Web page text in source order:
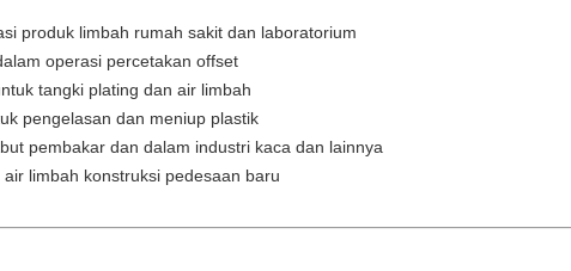
produk limbah rumah sakit dan laboratorium
operasi percetakan offset
tangki plating dan air limbah
pengelasan dan meniup plastik
pembakar dan dalam industri kaca dan lainnya
limbah konstruksi pedesaan baru